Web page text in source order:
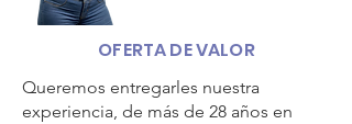
OFERTA DE VALOR
Queremos entregarles nuestra
experiencia, de más de 28 años en